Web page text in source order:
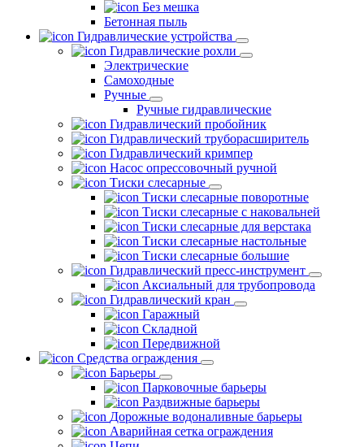
Без мешка
Бетонная пыль
Гидравлические устройства
Гидравлические рохли
Электрические
Самоходные
Ручные
Ручные гидравлические
Гидравлический пробойник
Гидравлический труборасширитель
Гидравлический кримпер
Насос опрессовочный ручной
Тиски слесарные
Тиски слесарные поворотные
Тиски слесарные с наковальней
Тиски слесарные для верстака
Тиски слесарные настольные
Тиски слесарные большие
Гидравлический пресс-инструмент
Аксиальный для трубопровода
Гидравлический кран
Гаражный
Складной
Передвижной
Средства ограждения
Барьеры
Парковочные барьеры
Раздвижные барьеры
Дорожные водоналивные барьеры
Аварийная сетка ограждения